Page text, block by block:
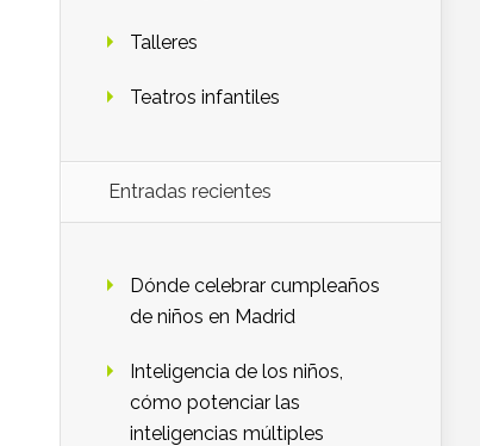
Talleres
Teatros infantiles
Entradas recientes
Dónde celebrar cumpleaños
de niños en Madrid
Inteligencia de los niños,
cómo potenciar las
inteligencias múltiples